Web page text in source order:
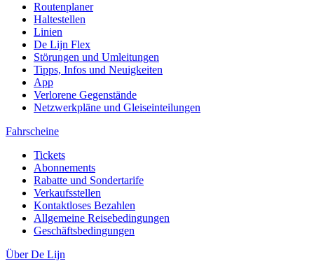
Routenplaner
Haltestellen
Linien
De Lijn Flex
Störungen und Umleitungen
Tipps, Infos und Neuigkeiten
App
Verlorene Gegenstände
Netzwerkpläne und Gleiseinteilungen
Fahrscheine
Tickets
Abonnements
Rabatte und Sondertarife
Verkaufsstellen
Kontaktloses Bezahlen
Allgemeine Reisebedingungen
Geschäftsbedingungen
Über De Lijn